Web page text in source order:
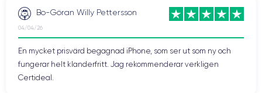
Bo-Göran Willy Pettersson
04/04/26
En mycket prisvärd begagnad iPhone, som ser ut som ny och
fungerar helt klanderfritt. Jag rekommenderar verkligen
Certideal.